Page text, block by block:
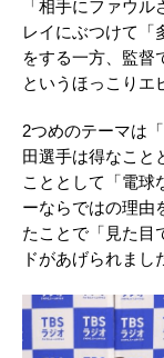
「相手にファウ
レイにぶつけて「
をする一方、監督
というほっこりエ
2つめのテーマは
田選手は得なこと
こととして「電球
ーならではの理由
たことで「見た目
ドがあげられまし